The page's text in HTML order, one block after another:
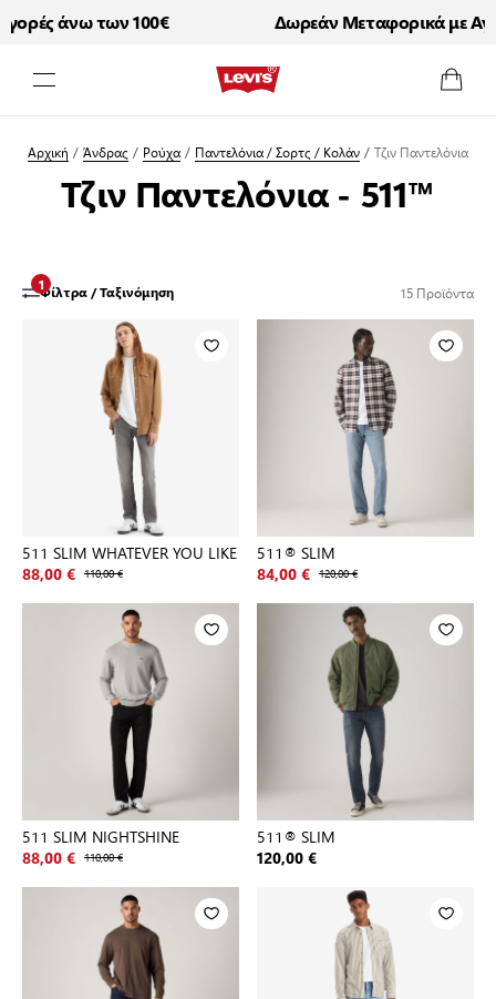
άνω των 100€ Δωρεάν Μεταφορικά με
Αρχική /Άνδρας / Ρούχα/ Παντελόνια / Σορτς / Κολάν/Τζιν Παντελόνια
Τζιν Παντελόνια - 511™
Φίλτρα / Ταξινόμηση
1 15Προϊόντα
511 SLIM WHATEVER YOU LIKE
88,00 € 110,00 €
511® SLIM
84,00 € 120,00 €
511 SLIM NIGHTSHINE
88,00 € 110,00 €
511® SLIM
120,00 €